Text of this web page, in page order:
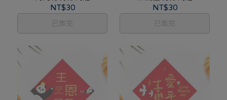
NT$30
已售完
NT$30
已售完